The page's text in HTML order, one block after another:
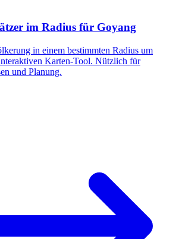
im Radius für Goyang
in einem bestimmten Radius um
Karten-Tool. Nützlich für
und Planung.